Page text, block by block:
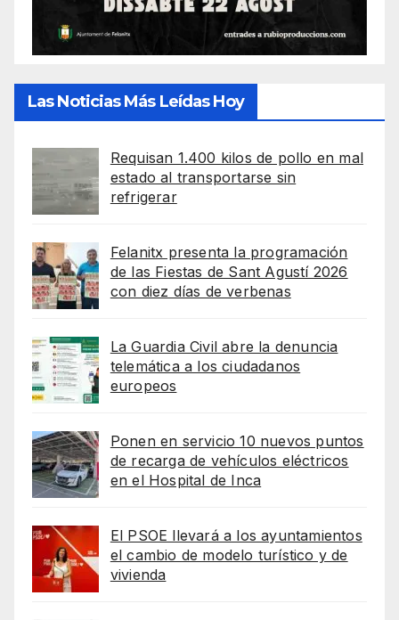
Las Noticias Más Leídas Hoy
Requisan 1.400 kilos de pollo en mal
estado al transportarse sin
refrigerar
Felanitx presenta la programación
de las Fiestas de Sant Agustí 2026
con diez días de verbenas
La Guardia Civil abre la denuncia
telemática a los ciudadanos
europeos
Ponen en servicio 10 nuevos puntos
de recarga de vehículos eléctricos
en el Hospital de Inca
El PSOE llevará a los ayuntamientos
el cambio de modelo turístico y de
vivienda